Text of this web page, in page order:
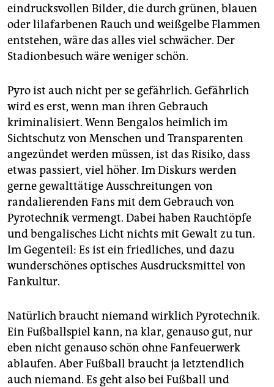
eindrucksvollen Bilder, die durch grünen, blauen
oder lilafarbenen Rauch und weißgelbe Flammen
entstehen, wäre das alles viel schwächer. Der
Stadionbesuch wäre weniger schön.
Pyro ist auch nicht per se gefährlich. Gefährlich
wird es erst, wenn man ihren Gebrauch
kriminalisiert. Wenn Bengalos heimlich im
Sichtschutz von Menschen und Transparenten
angezündet werden müssen, ist das Risiko, dass
etwas passiert, viel höher. Im Diskurs werden
gerne gewalttätige Ausschreitungen von
randalierenden Fans mit dem Gebrauch von
Pyrotechnik vermengt. Dabei haben Rauchtöpfe
und bengalisches Licht nichts mit Gewalt zu tun.
Im Gegenteil: Es ist ein friedliches, und dazu
wunderschönes optisches Ausdrucksmittel von
Fankultur.
Natürlich braucht niemand wirklich Pyrotechnik.
Ein Fußballspiel kann, na klar, genauso gut, nur
eben nicht genauso schön ohne Fanfeuerwerk
ablaufen. Aber Fußball braucht ja letztendlich
auch niemand. Es geht also bei Fußball und